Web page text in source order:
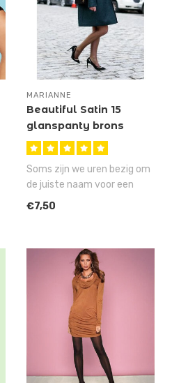
MARIANNE
Beautiful Satin 15
glanspanty brons
Soms zijn we uren bezig om
de juiste naam voor een
artikel te verzinnen, maar
€7,50